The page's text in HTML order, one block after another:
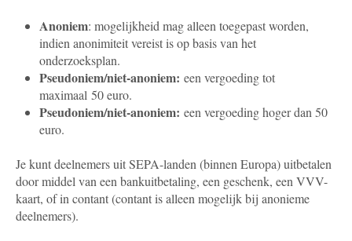
Anoniem: mogelijkheid mag alleen toegepast worden,
indien anonimiteit vereist is op basis van het
onderzoeksplan.
Pseudoniem/niet-anoniem: een vergoeding tot
maximaal 50 euro.
Pseudoniem/niet-anoniem: een vergoeding hoger dan 50
euro.
Je kunt deelnemers uit SEPA-landen (binnen Europa) uitbetalen
door middel van een bankuitbetaling, een geschenk, een VVV-
kaart, of in contant (contant is alleen mogelijk bij anonieme
deelnemers).